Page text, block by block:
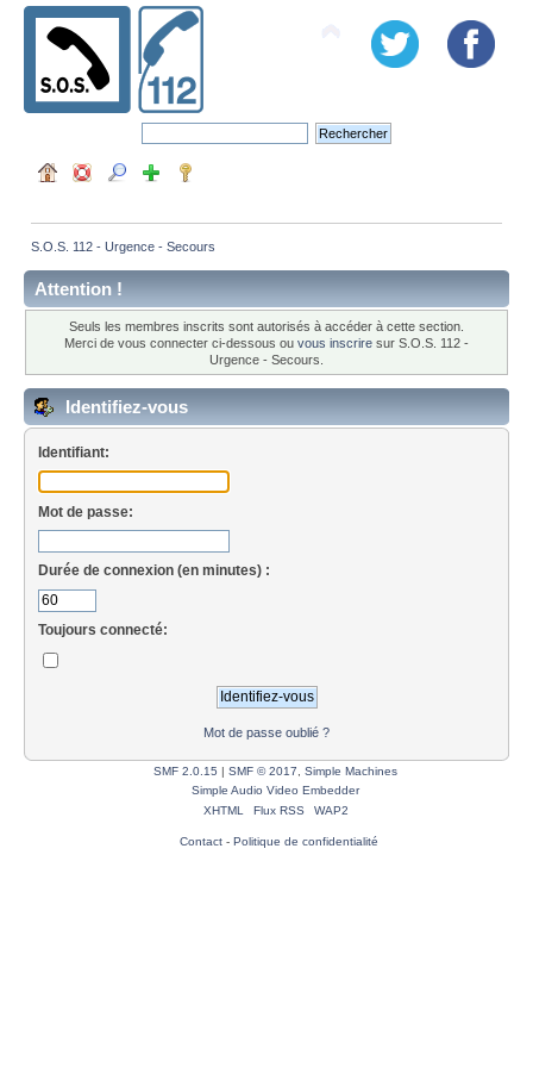
S.O.S. 112 - Urgence - Secours
Attention !
Seuls les membres inscrits sont autorisés à accéder à cette section.
Merci de vous connecter ci-dessous ou vous inscrire sur S.O.S. 112 -
Urgence - Secours.
Identifiez-vous
Identifiant:
Mot de passe:
Durée de connexion (en minutes) :
Toujours connecté:
Mot de passe oublié ?
SMF 2.0.15 | SMF © 2017
Simple Machines
Simple Audio Video Embedder
XHTML
Flux RSS WAP2
Contact- Politique de confidentialité